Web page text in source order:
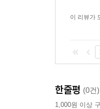
이 리뷰가
한줄평 (0건)
1,000원 이상